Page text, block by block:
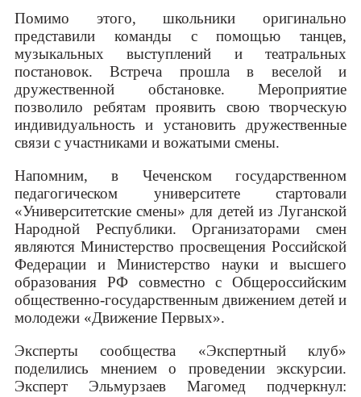
Помимо этого, школьники оригинально
представили команды с помощью танцев,
музыкальных выступлений и театральных
постановок. Встреча прошла в веселой и
дружественной обстановке. Мероприятие
позволило ребятам проявить свою творческую
индивидуальность и установить дружественные
связи с участниками и вожатыми смены.
Напомним, в Чеченском государственном
педагогическом университете стартовали
«Университетские смены» для детей из Луганской
Народной Республики. Организаторами смен
являются Министерство просвещения Российской
Федерации и Министерство науки и высшего
образования РФ совместно с Общероссийским
общественно-государственным движением детей и
молодежи «Движение Первых».
Эксперты сообщества «Экспертный клуб»
поделились мнением о проведении экскурсии.
Эксперт Эльмурзаев Магомед подчеркнул: